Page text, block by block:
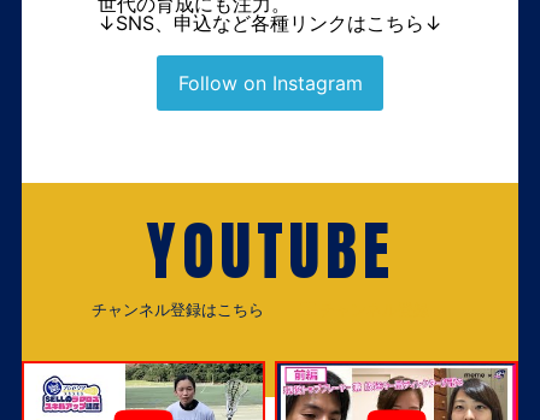
↓SNS、申込など各種リンクはこちら↓
Follow on Instagram
YOUTUBE
チャンネル登録はこちら